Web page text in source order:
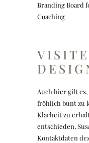
Branding Board
Coaching
Auch hier gilt
fröhlich bunt zu
Klarheit zu
entschieden,
Kontaktdaten